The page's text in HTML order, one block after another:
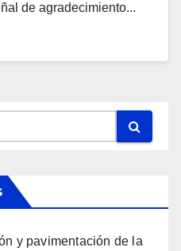
de agradecimiento...
y pavimentación de la